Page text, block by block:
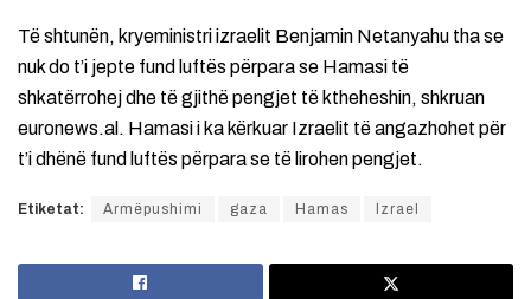
Të shtunën, kryeministri izraelit Benjamin Netanyahu tha se
nuk do t’i jepte fund luftës përpara se Hamasi të
shkatërrohej dhe të gjithë pengjet të ktheheshin, shkruan
euronews.al. Hamasi i ka kërkuar Izraelit të angazhohet për
t’i dhënë fund luftës përpara se të lirohen pengjet.
Etiketat: Armëpushimi gaza Hamas Izrael